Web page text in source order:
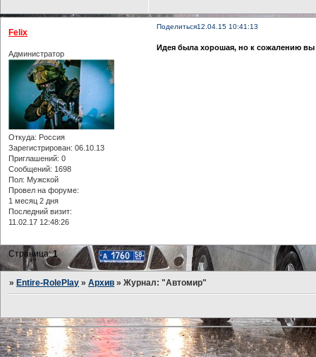
Поделиться12.04.15 10:41:13
Felix
Администратор
Откуда: Россия
Зарегистрирован: 06.10.13
Приглашений: 0
Сообщений: 1698
Пол: Мужской
Провел на форуме:
1 месяц 2 дня
Последний визит:
11.02.17 12:48:26
Идея была хорошая, но к сожалению вы
Страница:1
» Entire-RolePlay »Архив »Журнал: "Автомир"